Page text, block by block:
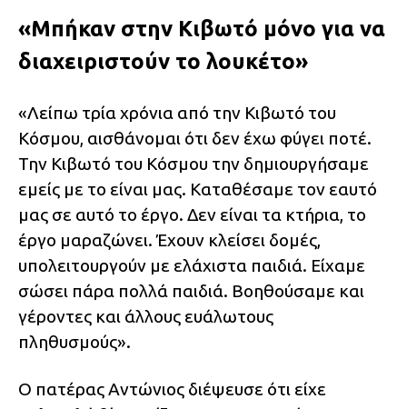
«Μπήκαν στην Κιβωτό μόνο για να
διαχειριστούν το λουκέτο»
«Λείπω τρία χρόνια από την Κιβωτό του
Κόσμου, αισθάνομαι ότι δεν έχω φύγει ποτέ.
Την Κιβωτό του Κόσμου την δημιουργήσαμε
εμείς με το είναι μας. Καταθέσαμε τον εαυτό
μας σε αυτό το έργο. Δεν είναι τα κτήρια, το
έργο μαραζώνει. Έχουν κλείσει δομές,
υπολειτουργούν με ελάχιστα παιδιά. Είχαμε
σώσει πάρα πολλά παιδιά. Βοηθούσαμε και
γέροντες και άλλους ευάλωτους
πληθυσμούς».
Ο πατέρας Αντώνιος διέψευσε ότι είχε